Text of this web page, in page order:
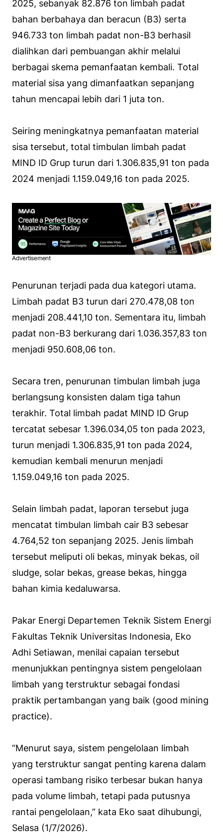
2025, sebanyak 82.876 ton limbah padat
bahan berbahaya dan beracun (B3) serta
946.733 ton limbah padat non-B3 berhasil
dialihkan dari pembuangan akhir melalui
berbagai skema pemanfaatan kembali. Total
material sisa yang dimanfaatkan sepanjang
tahun mencapai lebih dari 1 juta ton.
Seiring meningkatnya pemanfaatan material
sisa tersebut, total timbulan limbah padat
MIND ID Grup turun dari 1.306.835,91 ton pada
2024 menjadi 1.159.049,16 ton pada 2025.
Advertisement
Penurunan terjadi pada dua kategori utama.
Limbah padat B3 turun dari 270.478,08 ton
menjadi 208.441,10 ton. Sementara itu, limbah
padat non-B3 berkurang dari 1.036.357,83 ton
menjadi 950.608,06 ton.
Secara tren, penurunan timbulan limbah juga
berlangsung konsisten dalam tiga tahun
terakhir. Total limbah padat MIND ID Grup
tercatat sebesar 1.396.034,05 ton pada 2023,
turun menjadi 1.306.835,91 ton pada 2024,
kemudian kembali menurun menjadi
1.159.049,16 ton pada 2025.
Selain limbah padat, laporan tersebut juga
mencatat timbulan limbah cair B3 sebesar
4.764,52 ton sepanjang 2025. Jenis limbah
tersebut meliputi oli bekas, minyak bekas, oil
sludge, solar bekas, grease bekas, hingga
bahan kimia kedaluwarsa.
Pakar Energi Departemen Teknik Sistem Energi
Fakultas Teknik Universitas Indonesia, Eko
Adhi Setiawan, menilai capaian tersebut
menunjukkan pentingnya sistem pengelolaan
limbah yang terstruktur sebagai fondasi
praktik pertambangan yang baik (good mining
practice).
“Menurut saya, sistem pengelolaan limbah
yang terstruktur sangat penting karena dalam
operasi tambang risiko terbesar bukan hanya
pada volume limbah, tetapi pada putusnya
rantai pengelolaan,” kata Eko saat dihubungi,
Selasa (1/7/2026).